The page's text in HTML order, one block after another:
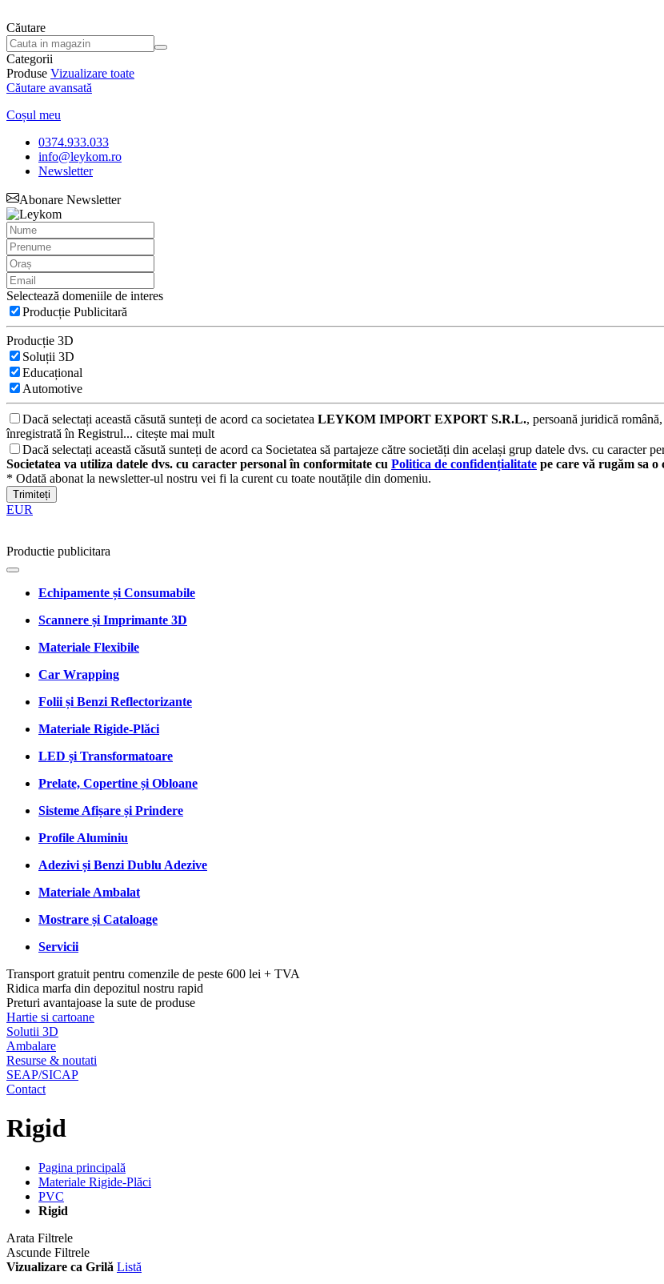
Căutare
Categorii
Produse Vizualizare toate
Căutare avansată
Coșul meu
0374.933.033
info@leykom.ro
Newsletter
Abonare Newsletter
Selectează domeniile de interes
Producție Publicitară
Producție 3D
Soluții 3D
Educațional
Automotive
Dacă selectați această căsută sunteți de acord ca societatea LEYKOM IMPORT EXPORT S.R.L., persoană juridică
înregistrată în Registrul... citește mai mult
Dacă selectați această căsută sunteți de acord ca Societatea să partajeze către societăți din același grup datele dvs. cu caracter
Societatea va utiliza datele dvs. cu caracter personal în conformitate cu Politica de confidențialitate pe care vă rugăm sa
* Odată abonat la newsletter-ul nostru vei fi la curent cu toate noutățile din domeniu.
Trimiteți
EUR
Productie publicitara
Echipamente și Consumabile
Scannere și Imprimante 3D
Materiale Flexibile
Car Wrapping
Folii și Benzi Reflectorizante
Materiale Rigide-Plăci
LED și Transformatoare
Prelate, Copertine și Obloane
Sisteme Afișare și Prindere
Profile Aluminiu
Adezivi și Benzi Dublu Adezive
Materiale Ambalat
Mostrare și Cataloage
Servicii
Transport gratuit pentru comenzile de peste 600 lei + TVA
Ridica marfa din depozitul nostru rapid
Preturi avantajoase la sute de produse
Hartie si cartoane
Solutii 3D
Ambalare
Resurse & noutati
SEAP/SICAP
Contact
Rigid
Pagina principală
Materiale Rigide-Plăci
PVC
Rigid
Arata Filtrele
Ascunde Filtrele
Vizualizare ca Grilă Listă